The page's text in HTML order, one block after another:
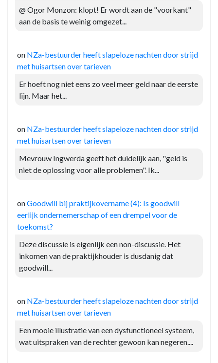
@ Ogor Monzon: klopt! Er wordt aan de "voorkant"
aan de basis te weinig omgezet...
on NZa-bestuurder heeft slapeloze nachten door strijd
met huisartsen over tarieven
Er hoeft nog niet eens zo veel meer geld naar de eerste
lijn. Maar het...
on NZa-bestuurder heeft slapeloze nachten door strijd
met huisartsen over tarieven
Mevrouw Ingwerda geeft het duidelijk aan, "geld is
niet de oplossing voor alle problemen". Ik...
onGoodwill bij praktijkovername (4): Is goodwill
eerlijk ondernemerschap of een drempel voor de
toekomst?
Deze discussie is eigenlijk een non-discussie. Het
inkomen van de praktijkhouder is dusdanig dat
goodwill...
on NZa-bestuurder heeft slapeloze nachten door strijd
met huisartsen over tarieven
Een mooie illustratie van een dysfunctioneel systeem,
wat uitspraken van de rechter gewoon kan negeren....